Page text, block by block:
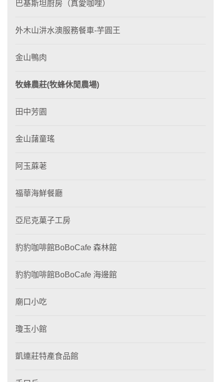
巴基斯坦廚房（真愛咖哩）
外木山汫水澳服務餐車-芋圓王
金山鴨肉
牧蜂農莊(牧蜂休閒農場)
田中芳園
金山藷童瑤
阿玉蔴荖
福華海鮮餐廳
亞尼克菓子工房
豹豹咖啡館BoBoCafe 森林館
豹豹咖啡館BoBoCafe 海邊館
廟口小吃
瓊玉小館
凱連莊特產食品館